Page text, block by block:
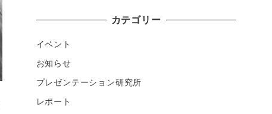
カテゴリー
イベント
お知らせ
プレゼンテーション研究所
レポート